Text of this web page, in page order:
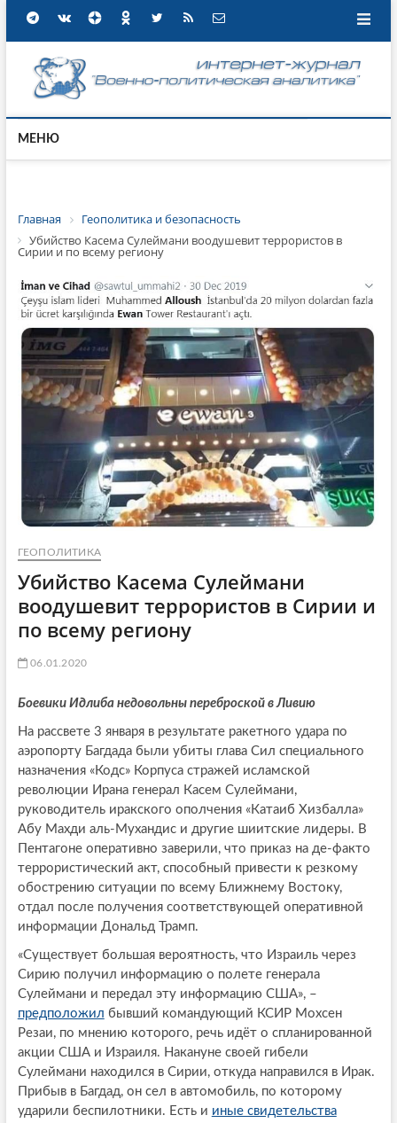
МЕНЮ
Главная
Геополитика и безопасность
Убийство Касема Сулеймани воодушевит террористов в
Сирии и по всему региону
ГЕОПОЛИТИКА
Убийство Касема Сулеймани
воодушевит террористов в Сирии и
по всему региону
06.01.2020
Боевики Идлиба недовольны переброской в Ливию
На рассвете 3 января в результате ракетного удара по
аэропорту Багдада были убиты глава Сил специального
назначения «Кодс» Корпуса стражей исламской
революции Ирана генерал Касем Сулеймани,
руководитель иракского ополчения «Катаиб Хизбалла»
Абу Махди аль-Мухандис и другие шиитские лидеры. В
Пентагоне оперативно заверили, что приказ на де-факто
террористический акт, способный привести к резкому
обострению ситуации по всему Ближнему Востоку,
отдал после получения соответствующей оперативной
информации Дональд Трамп.
«Существует большая вероятность, что Израиль через
Сирию получил информацию о полете генерала
Сулеймани и передал эту информацию США», –
предположил бывший командующий КСИР Мохсен
Резаи, по мнению которого, речь идёт о спланированной
акции США и Израиля. Накануне своей гибели
Сулеймани находился в Сирии, откуда направился в Ирак.
Прибыв в Багдад, он сел в автомобиль, по которому
ударили беспилотники. Есть и иные свидетельства